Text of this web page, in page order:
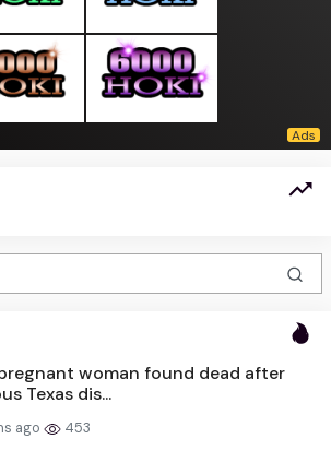
woman found dead after
Texas dis...
ago 453